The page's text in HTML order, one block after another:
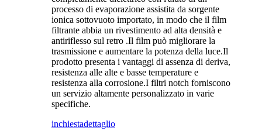
processo di evaporazione assistita da sorgente
ionica sottovuoto importato, in modo che il film
filtrante abbia un rivestimento ad alta densità e
antiriflesso sul retro .Il film può migliorare la
trasmissione e aumentare la potenza della luce.Il
prodotto presenta i vantaggi di assenza di deriva,
resistenza alle alte e basse temperature e
resistenza alla corrosione.I filtri notch forniscono
un servizio altamente personalizzato in varie
specifiche.
inchiestadettaglio